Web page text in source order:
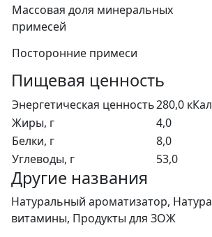
Массовая доля минеральных
примесей
Посторонние примеси
Пищевая ценность
Энергетическая ценность280,0
Жиры, г
4,0
Белки, г
8,0
Углеводы, г
53,0
Другие названия
Натуральный ароматизатор,
витамины, Продукты для ЗОЖ